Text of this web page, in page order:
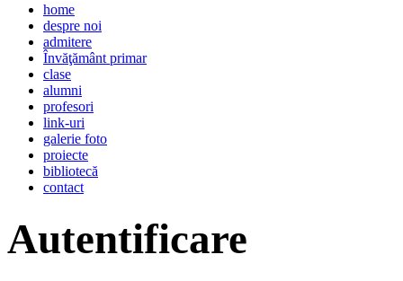
home
despre noi
admitere
Învăţământ primar
clase
alumni
profesori
link-uri
galerie foto
proiecte
bibliotecă
contact
Autentificare